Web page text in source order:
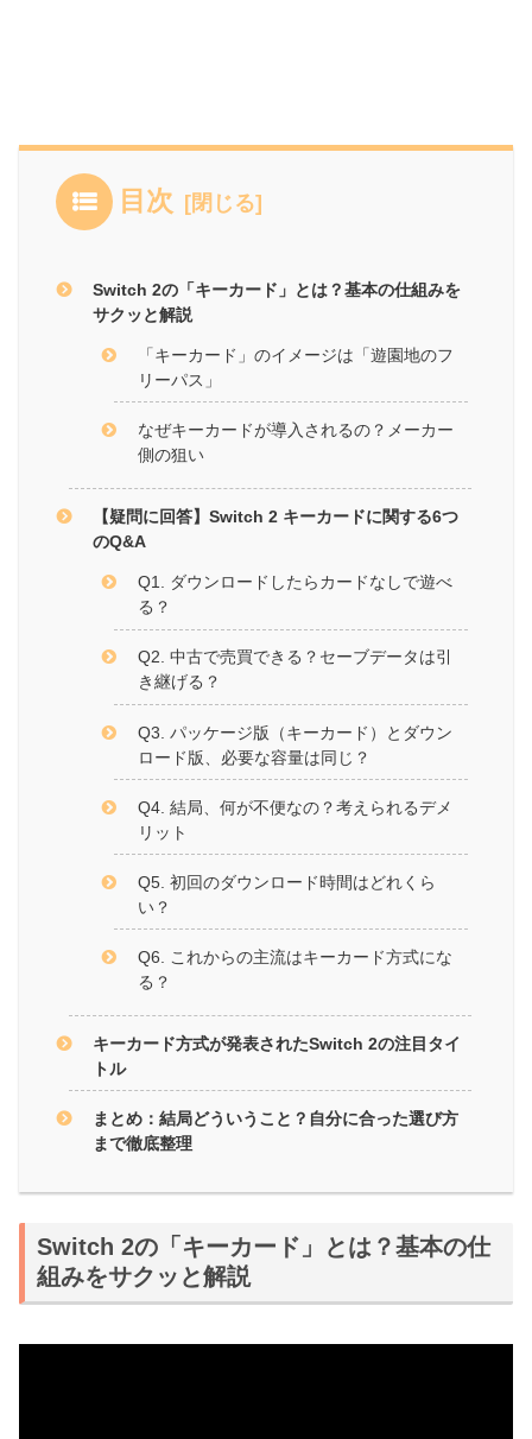
目次
Switch 2の「キーカード」とは？基本の仕組みを
サクッと解説
「キーカード」のイメージは「遊園地のフ
リーパス」
なぜキーカードが導入されるの？メーカー
側の狙い
【疑問に回答】Switch 2 キーカードに関する6つ
のQ&A
Q1. ダウンロードしたらカードなしで遊べ
る？
Q2. 中古で売買できる？セーブデータは引
き継げる？
Q3. パッケージ版（キーカード）とダウン
ロード版、必要な容量は同じ？
Q4. 結局、何が不便なの？考えられるデメ
リット
Q5. 初回のダウンロード時間はどれくら
い？
Q6. これからの主流はキーカード方式にな
る？
キーカード方式が発表されたSwitch 2の注目タイ
トル
まとめ：結局どういうこと？自分に合った選び方
まで徹底整理
Switch 2の「キーカード」とは？基本の仕
組みをサクッと解説